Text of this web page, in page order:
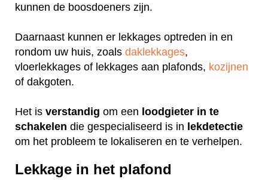
kunnen de boosdoeners zijn.
Daarnaast kunnen er lekkages optreden in en
rondom uw huis, zoals daklekkages,
vloerlekkages of lekkages aan plafonds, kozijnen
of dakgoten.
Het is verstandig om een loodgieter in te
schakelen die gespecialiseerd is in lekdetectie
om het probleem te lokaliseren en te verhelpen.
Lekkage in het plafond